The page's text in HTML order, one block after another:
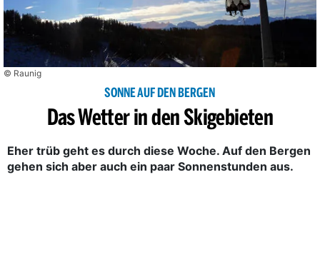
© Raunig
SONNE AUF DEN BERGEN
Das Wetter in den Skigebieten
Eher trüb geht es durch diese Woche. Auf den Bergen
gehen sich aber auch ein paar Sonnenstunden aus.